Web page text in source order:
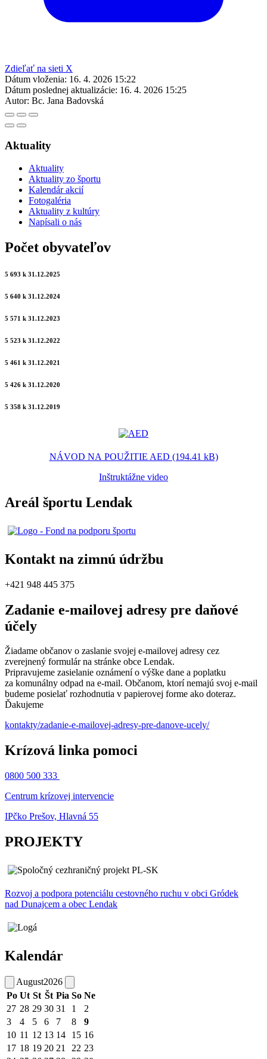
Zdieľať na sieti X
Dátum vloženia: 16. 4. 2026 15:22
Dátum poslednej aktualizácie: 16. 4. 2026 15:25
Autor: Bc. Jana Badovská
Aktuality
Aktuality
Aktuality zo športu
Kalendár akcií
Fotogaléria
Aktuality z kultúry
Napísali o nás
Počet obyvateľov
5 693 k 31.12.2025
5 640 k 31.12.2024
5 571 k 31.12.2023
5 523 k 31.12.2022
5 461 k 31.12.2021
5 426 k 31.12.2020
5 358 k 31.12.2019
NÁVOD NA POUŽITIE AED (194.41 kB)
Inštruktážne video
Areál športu Lendak
Kontakt na zimnú údržbu
+421 948 445 375
Zadanie e-mailovej adresy pre daňové
účely
Žiadame občanov o zaslanie svojej e-mailovej adresy cez
zverejnený formulár na stránke obce Lendak.
Pripravujeme zasielanie oznámení o výške dane a poplatku
za komunálny odpad na e-mail. Občanom, ktorí nemajú svoj e-mail
budeme posielať rozhodnutia v papierovej forme ako doteraz.
Ďakujeme
kontakty/zadanie-e-mailovej-adresy-pre-danove-ucely/
Krízová linka pomoci
0800 500 333
Centrum krízovej intervencie
IPčko Prešov, Hlavná 55
PROJEKTY
Rozvoj a podpora potenciálu cestovného ruchu v obci Gródek
nad Dunajcem a obec Lendak
Kalendár
August2026
Po Ut St Št Pia So Ne
27 28 29 30 31 1
2
3
4 5 6 7 8
9
10 11 12 13 14 15 16
17 18 19 20 21 22 23